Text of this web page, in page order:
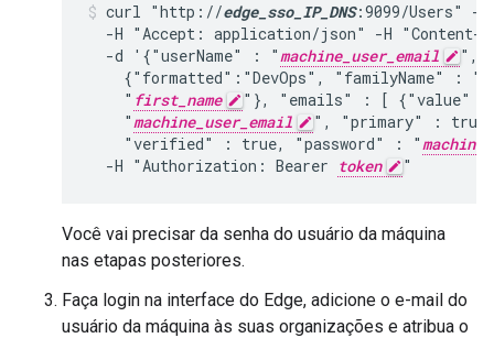
curl "http://edge_sso_IP_DNS:9099/Users" -i
-H "Accept: application/json" -H "Content-
  -d '{"userName" : "
machine_user_email
",
    {"formatted":"DevOps", "familyName" : "
    "
first_name
"}, "emails" : [ {"value" :
    "
machine_user_email
", "primary" :
    "verified" : true, "password" : "
  -H "Authorization: Bearer
token "
Você vai precisar da senha do usuário da máquina
nas etapas posteriores.
Faça login na interface do Edge, adicione o e-mail do
usuário da máquina às suas organizações e atribua o